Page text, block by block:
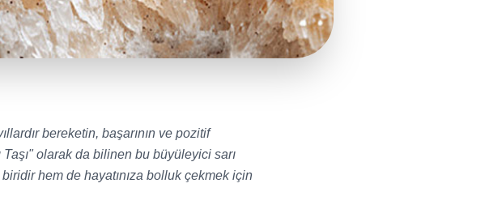
bereketin, başarının ve pozitif
olarak da bilinen bu büyüleyici sarı
biridir hem de hayatınıza bolluk çekmek için